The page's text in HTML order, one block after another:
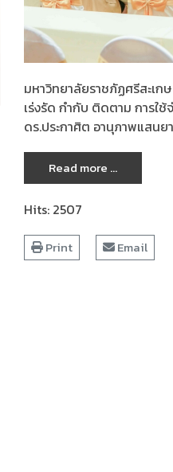
มหาวิทยาลัยราชภัฏศรีสะเก
เร่งรัด กำกับ ติดตาม การใ
ดร.ประกาศิต อานุภาพแสน
Read more ...
Hits: 2507
Print Email